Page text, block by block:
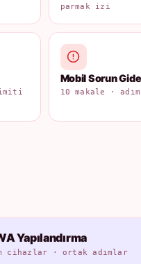
parmak izi
Mobil Sorun
10 makale · adım
Yapılandırma
cihazlar · ortak adımlar